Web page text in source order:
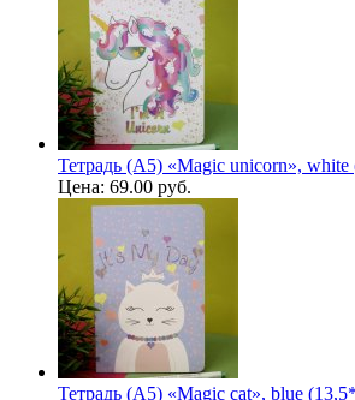
Тетрадь (A5) «Magic unicorn»,
Цена: 69.00 руб.
Тетрадь (A5) «Magic cat», blue